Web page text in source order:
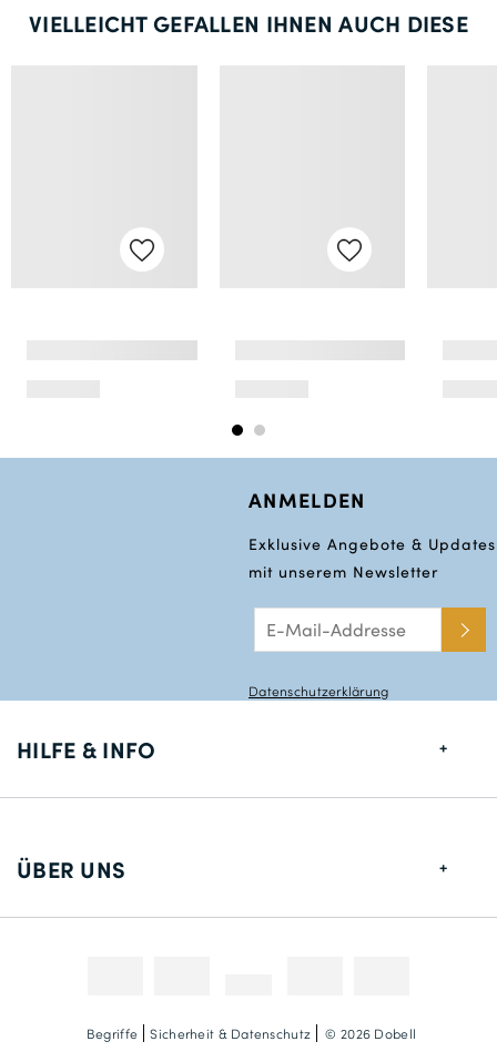
VIELLEICHT GEFALLEN IHNEN AUCH DIESE
ANMELDEN
Exklusive Angebote & Updates
mit unserem Newsletter
Datenschutzerklärung
HILFE & INFO
Lieferung
ÜBER UNS
Fotokredit
Begriffe Sicherheit & Datenschutz © 2026 Dobell